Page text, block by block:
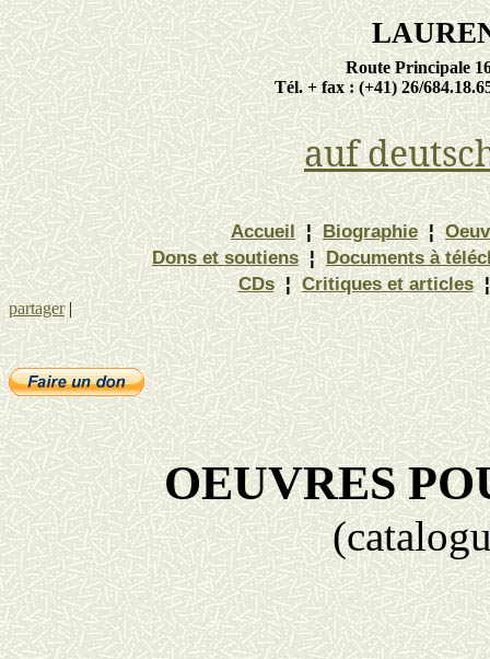
Route Principale
Tél. + fax : (+41) 26/
auf
Accueil ¦ Biographie ¦
Dons et soutiens ¦ Documents à
CDs ¦ Critiques et articles ¦
partager |
OEUVRES